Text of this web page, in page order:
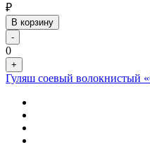
₽
В корзину
-
0
+
Гуляш соевый волокнистый